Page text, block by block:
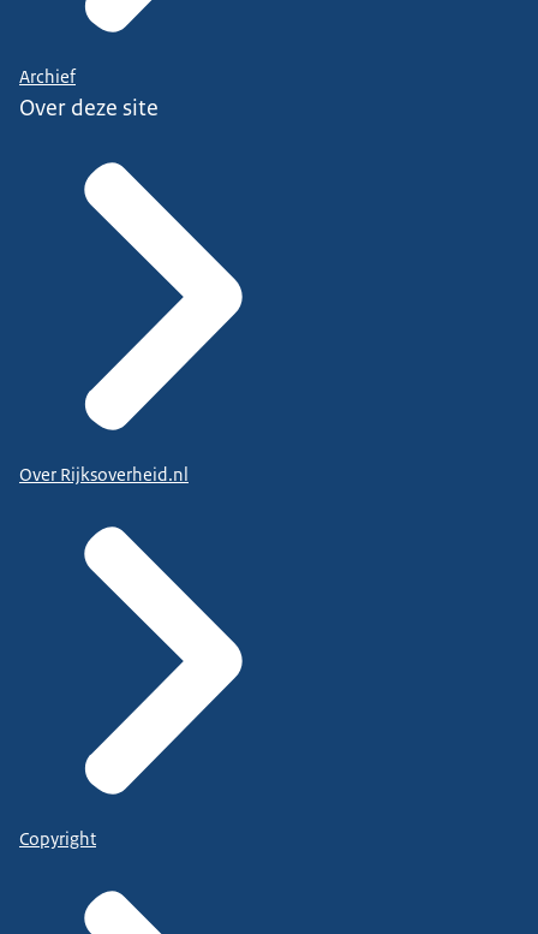
Archief
Over deze site
Over Rijksoverheid.nl
Copyright